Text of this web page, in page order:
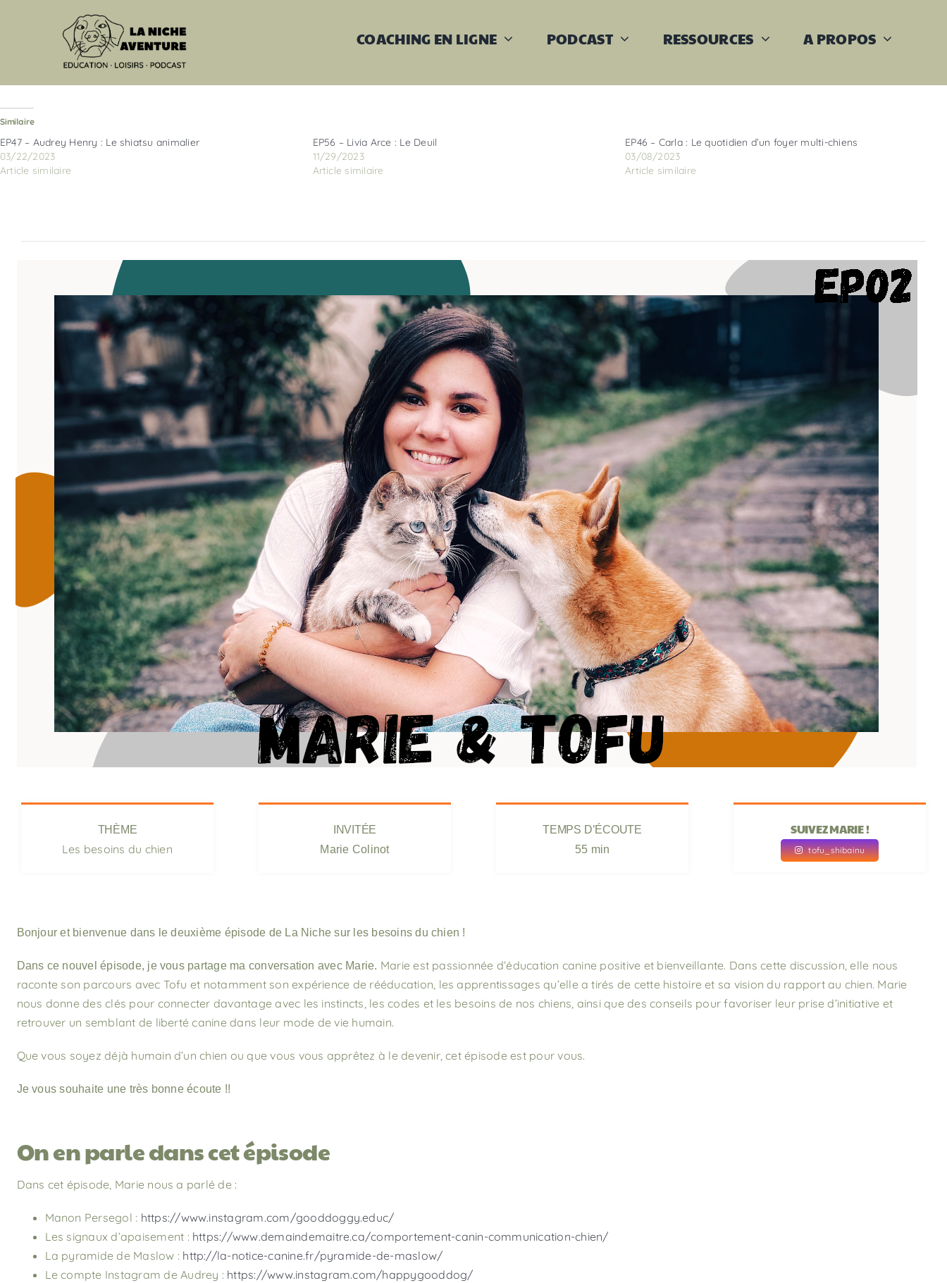
COACHING EN LIGNE PODCAST RESSOURCES A PROPOS
Similaire
EP47 – Audrey Henry : Le shiatsu animalier
03/22/2023
Article similaire
EP56 – Livia Arce : Le Deuil
11/29/2023
Article similaire
EP46 – Carla : Le quotidien d’un foyer multi-chiens
03/08/2023
Article similaire
THÈME
Les besoins du chien
INVITÉE
Marie Colinot
TEMPS D’ÉCOUTE
55 min
SUIVEZ MARIE !
tofu_shibainu
Bonjour et bienvenue dans le deuxième épisode de La Niche sur les besoins du chien !
Dans ce nouvel épisode, je vous partage ma conversation avec Marie. Marie est passionnée d’éducation canine positive et bienveillante. Dans cette discussion, elle nous
raconte son parcours avec Tofu et notamment son expérience de rééducation, les apprentissages qu’elle a tirés de cette histoire et sa vision du rapport au chien. Marie
nous donne des clés pour connecter davantage avec les instincts, les codes et les besoins de nos chiens, ainsi que des conseils pour favoriser leur prise d’initiative et
retrouver un semblant de liberté canine dans leur mode de vie humain.
Que vous soyez déjà humain d’un chien ou que vous vous apprêtez à le devenir, cet épisode est pour vous.
Je vous souhaite une très bonne écoute !!
On en parle dans cet épisode
Dans cet épisode, Marie nous a parlé de :
Manon Persegol : https://www.instagram.com/gooddoggy.educ/
Les signaux d’apaisement : https://www.demaindemaitre.ca/comportement-canin-communication-chien/
La pyramide de Maslow : http://la-notice-canine.fr/pyramide-de-maslow/
Le compte Instagram de Audrey : https://www.instagram.com/happygooddog/